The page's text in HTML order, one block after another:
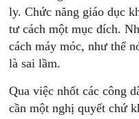
ly. Chức năng giáo dục
tư cách một mục đích.
cách máy móc, như thể
là sai lầm.
Qua việc nhốt các công
cần một nghị quyết chứ